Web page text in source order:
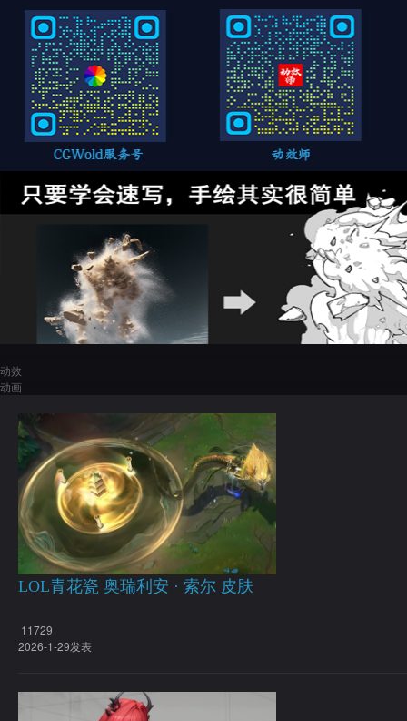
动效
动画
LOL青花瓷 奥瑞利安 · 索尔 皮肤
11729
2026-1-29发表